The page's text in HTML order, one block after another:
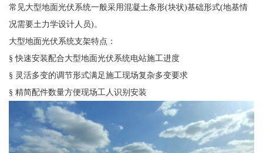
常见大型地面光伏系统一般采用混凝土条形(块状)基础形式(地基情
况需要土力学设计人员)。
大型地面光伏系统支架特点：
§ 快速安装配合大型地面光伏系统电站施工进度
§ 灵活多变的调节形式满足施工现场复杂多变要求
§ 精简配件数量方便现场工人识别安装